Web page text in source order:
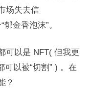
场失去信
金香泡沫”。
可以是 NFT( 但我更
以被“切割” ) 。在
？